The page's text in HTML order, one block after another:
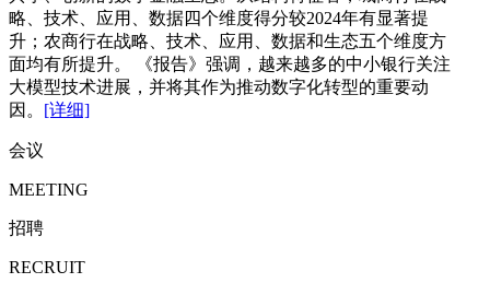
略、技术、应用、数据四个维度得分较2024年有显著提
升；农商行在战略、技术、应用、数据和生态五个维度方
面均有所提升。 《报告》强调，越来越多的中小银行关注
大模型技术进展，并将其作为推动数字化转型的重要动
因。 [详细]
会议
MEETING
招聘
RECRUIT